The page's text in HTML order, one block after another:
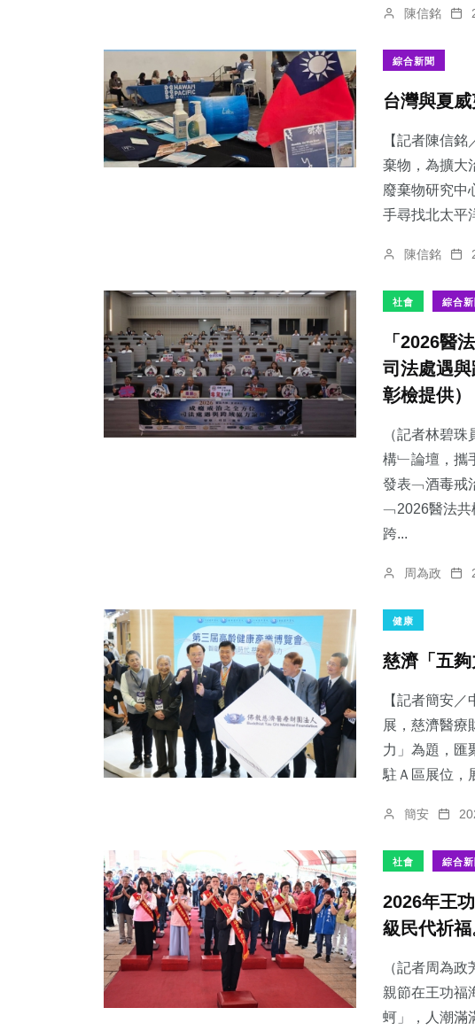
陳信銘
綜合新聞
台灣與夏
【記者陳信
棄物，為擴大
廢棄物研究中
手尋找北太平
陳信銘
社會 綜合新
「2026醫
司法處遇
彰檢提供）
（記者林碧
構﹂論壇，攜
發表﹁酒毒戒
﹁2026醫法
跨...
周為政
健康
慈濟「五
【記者簡安
展，慈濟醫療
力」為題，匯
駐Ａ區展位，
簡安
社會 綜合新
2026年王
級民代祈福
（記者周為
親節在王功福
蚵」，人潮滿
16+
239 +
53+